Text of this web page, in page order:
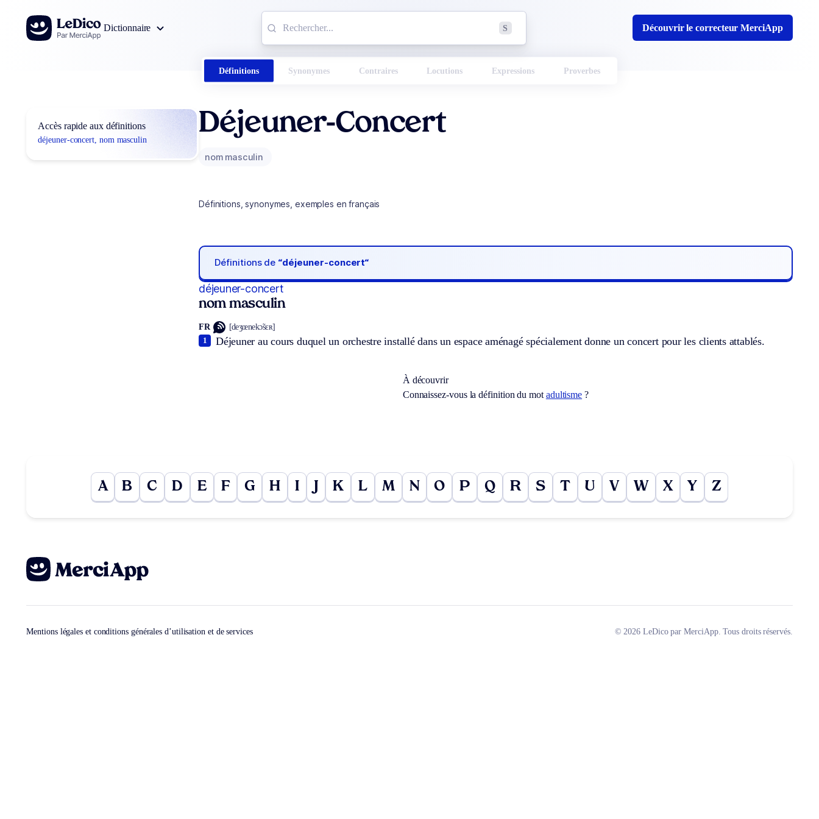
Aller au contenu
Dictionnaire
S Découvrir le correcteur MerciApp
Définitions Synonymes Contraires Locutions Expressions Proverbes
Accès rapide aux définitions
déjeuner-concert, nom masculin
Déjeuner-Concert
nom masculin
Définitions, synonymes, exemples en français
Définitions de “déjeuner-concert“
déjeuner-concert
nom masculin
FR [deʒœnekɔ̃sɛʀ]
Déjeuner au cours duquel un orchestre installé dans un espace aménagé spécialement donne un concert pour les clients attablés.
1
À découvrir
Connaissez-vous la définition du mot adultisme ?
A B C D E F G H I K L M N O P Q R S T U V W X Y Z
Mentions légales et conditions générales d’utilisation et de services © 2026 LeDico par MerciApp. Tous droits réservés.